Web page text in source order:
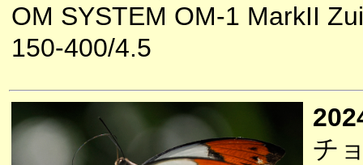
OM SYSTEM OM-1 MarkII
150-400/4.5
チ